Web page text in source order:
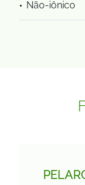
Não-iônico